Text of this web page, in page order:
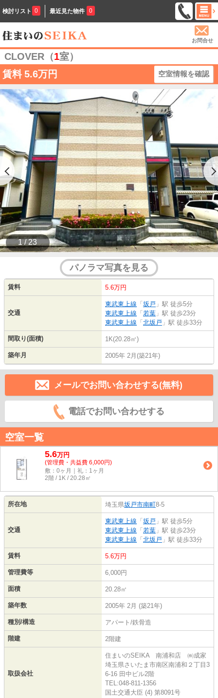
検討リスト 0 最近見た物件 0
お問合せ
CLOVER（1室）
賃料 5.6万円 空室情報を確認
1 / 23
パノラマ写真を見る
賃料 5.6万円
交通
東武東上線 「 坂戸 」駅 徒歩5分
東武東上線 「 若葉 」駅 徒歩23分
東武東上線 「 北坂戸 」駅 徒歩33分
間取り(面積) 1K(20.28㎡)
築年月 2005年 2月(築21年)
メールでお問い合わせする(無料)
電話でお問い合わせする
空室一覧
5.6万円
(管理費・共益費 6,000円)
敷：0ヶ月｜礼：1ヶ月
2階 / 1K / 20.28㎡
所在地 埼玉県坂戸市南町8-5
交通
東武東上線 「 坂戸 」駅 徒歩5分
東武東上線 「 若葉 」駅 徒歩23分
東武東上線 「 北坂戸 」駅 徒歩33分
賃料 5.6万円
管理費等 6,000円
面積 20.28㎡
築年数 2005年 2月 (築21年)
種別/構造 アパート/鉄骨造
階建 2階建
取扱会社
住まいのSEIKA 南浦和店 ㈱成家
埼玉県さいたま市南区南浦和２丁目3
6-16 田中ビル2階
TEL:048-811-1356
国土交通大臣 (4) 第8091号